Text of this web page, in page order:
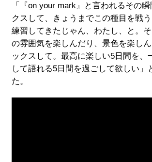
「『on your mark』と言われるその
クスして、きょうまでこの種目を戦
練習してきたじゃん、わたし、と。
の雰囲気を楽しんだり、景色を楽し
ックスして。最高に楽しい5日間を、
して語れる5日間を過ごして欲しい」
た。